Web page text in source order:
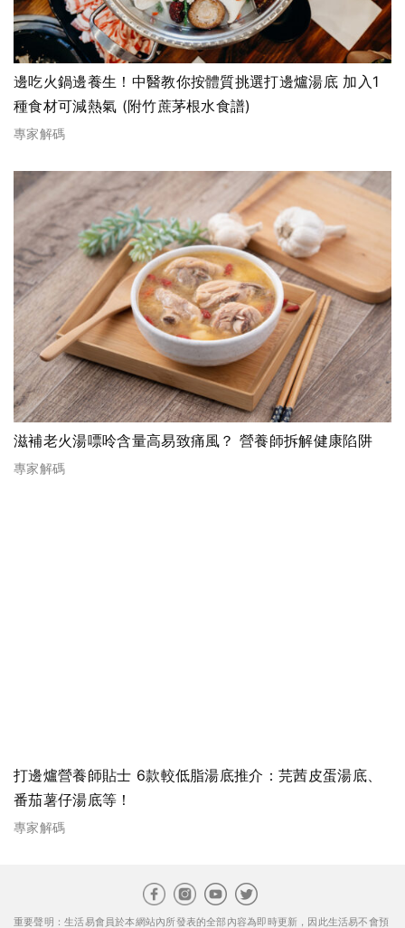
邊吃火鍋邊養生！中醫教你按體質挑選打邊爐湯底 加入1
種食材可減熱氣 (附竹蔗茅根水食譜)
專家解碼
滋補老火湯嘌呤含量高易致痛風？ 營養師拆解健康陷阱
專家解碼
打邊爐營養師貼士 6款較低脂湯底推介：芫茜皮蛋湯底、
番茄薯仔湯底等！
專家解碼
重要聲明：生活易會員於本網站內所發表的全部內容為即時更新，因此生活易不會預